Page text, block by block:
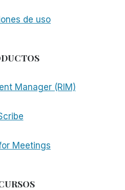
de uso
Manager (RIM)
Meetings